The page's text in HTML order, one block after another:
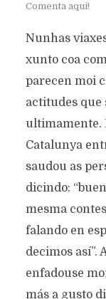
Comenta aqui!
Nunhas
xunto coa
parecen moi
actitudes que
ultimamente.
Catalunya
saudou as
dicindo:
mesma
falando en
decimos así”.
enfadouse
más a gusto